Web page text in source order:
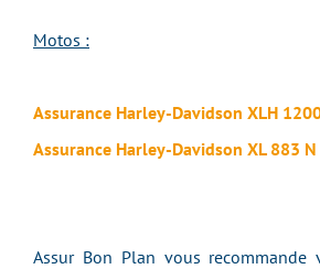
Motos :
Assurance Harley-Davidson XLH
Assurance Harley-Davidson XL 883 N
Assur Bon Plan vous recommande